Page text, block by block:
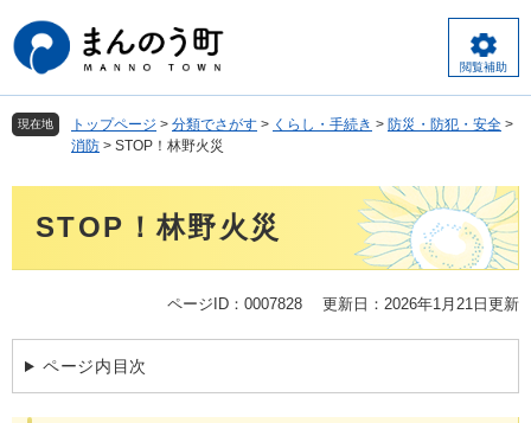
ー
ジ
先
頭
す
ニ
ュ
を
飛
し
閲覧補助
現在地 トップページ > 分類でさがす > くらし・手続き > 防災・防犯・安全 >
消防 > STOP！林野火災
STOP！林野火災
ページID：0007828 更新日：2026年1月21日更新
ページ内目次